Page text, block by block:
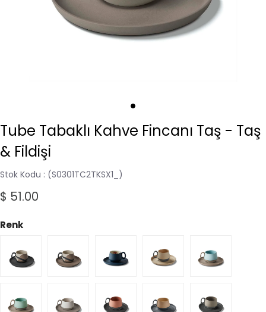
Tube Tabaklı Kahve Fincanı Taş - Taş
& Fildişi
Stok Kodu (S0301TC2TKSX1_)
$ 51.00
Renk